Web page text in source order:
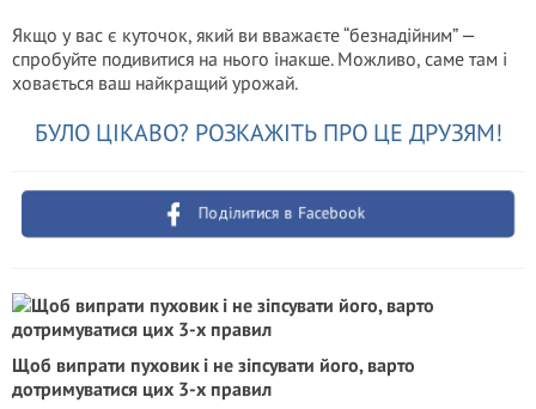
Якщо у вас є куточок, який ви вважаєте “безнадійним” —
спробуйте подивитися на нього інакше. Можливо, саме там і
ховається ваш найкращий урожай.
БУЛО ЦІКАВО? РОЗКАЖІТЬ ПРО ЦЕ ДРУЗЯМ!
Поділитися в Facebook
Щоб випрати пуховик і не зіпсувати його, варто
дотримуватися цих 3-х правил